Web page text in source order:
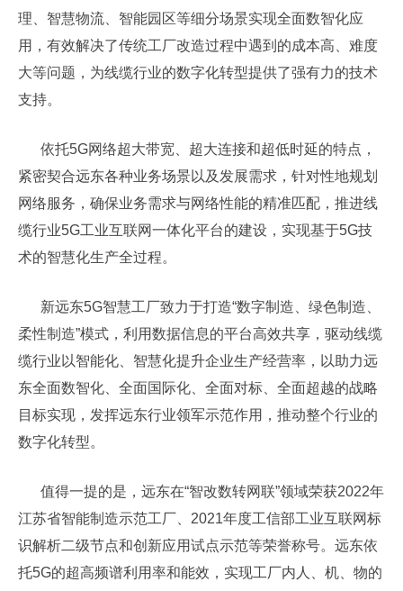
理、智慧物流、智能园区等细分场景实现全面数智化应
用，有效解决了传统工厂改造过程中遇到的成本高、难度
大等问题，为线缆行业的数字化转型提供了强有力的技术
支持。
依托5G网络超大带宽、超大连接和超低时延的特点，
紧密契合远东各种业务场景以及发展需求，针对性地规划
网络服务，确保业务需求与网络性能的精准匹配，推进线
缆行业5G工业互联网一体化平台的建设，实现基于5G技
术的智慧化生产全过程。
新远东5G智慧工厂致力于打造“数字制造、绿色制造、
柔性制造”模式，利用数据信息的平台高效共享，驱动线缆
缆行业以智能化、智慧化提升企业生产经营率，以助力远
东全面数智化、全面国际化、全面对标、全面超越的战略
目标实现，发挥远东行业领军示范作用，推动整个行业的
数字化转型。
值得一提的是，远东在“智改数转网联”领域荣获2022年
江苏省智能制造示范工厂、2021年度工信部工业互联网标
识解析二级节点和创新应用试点示范等荣誉称号。远东依
托5G的超高频谱利用率和能效，实现工厂内人、机、物的